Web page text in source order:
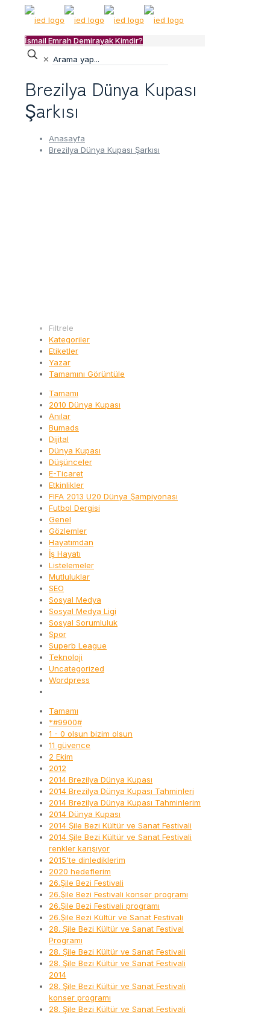
İsmail Emrah Demirayak Kimdir?
✕
Brezilya Dünya Kupası
Şarkısı
Anasayfa
Brezilya Dünya Kupası Şarkısı
Filtrele
Kategoriler
Etiketler
Yazar
Tamamını Görüntüle
Tamamı
2010 Dünya Kupası
Anılar
Bumads
Dijital
Dünya Kupası
Düşünceler
E-Ticaret
Etkinlikler
FIFA 2013 U20 Dünya Şampiyonası
Futbol Dergisi
Genel
Gözlemler
Hayatımdan
İş Hayatı
Listelemeler
Mutluluklar
SEO
Sosyal Medya
Sosyal Medya Ligi
Sosyal Sorumluluk
Spor
Superb League
Teknoloji
Uncategorized
Wordpress
Tamamı
*#9900#
1 - 0 olsun bizim olsun
11 güvence
2 Ekim
2012
2014 Brezilya Dünya Kupası
2014 Brezilya Dünya Kupası Tahminleri
2014 Brezilya Dünya Kupası Tahminlerim
2014 Dünya Kupası
2014 Şile Bezi Kültür ve Sanat Festivali
2014 Şile Bezi Kültür ve Sanat Festivali
renkler karışıyor
2015'te dinlediklerim
2020 hedeflerim
26.Şile Bezi Festivali
26.Şile Bezi Festivali konser programı
26.Şile Bezi Festivali programı
26.Şile Bezi Kültür ve Sanat Festivali
28. Şile Bezi Kültür ve Sanat Festival
Programı
28. Şile Bezi Kültür ve Sanat Festivali
28. Şile Bezi Kültür ve Sanat Festivali
2014
28. Şile Bezi Kültür ve Sanat Festivali
konser programı
28. Şile Bezi Kültür ve Sanat Festivali